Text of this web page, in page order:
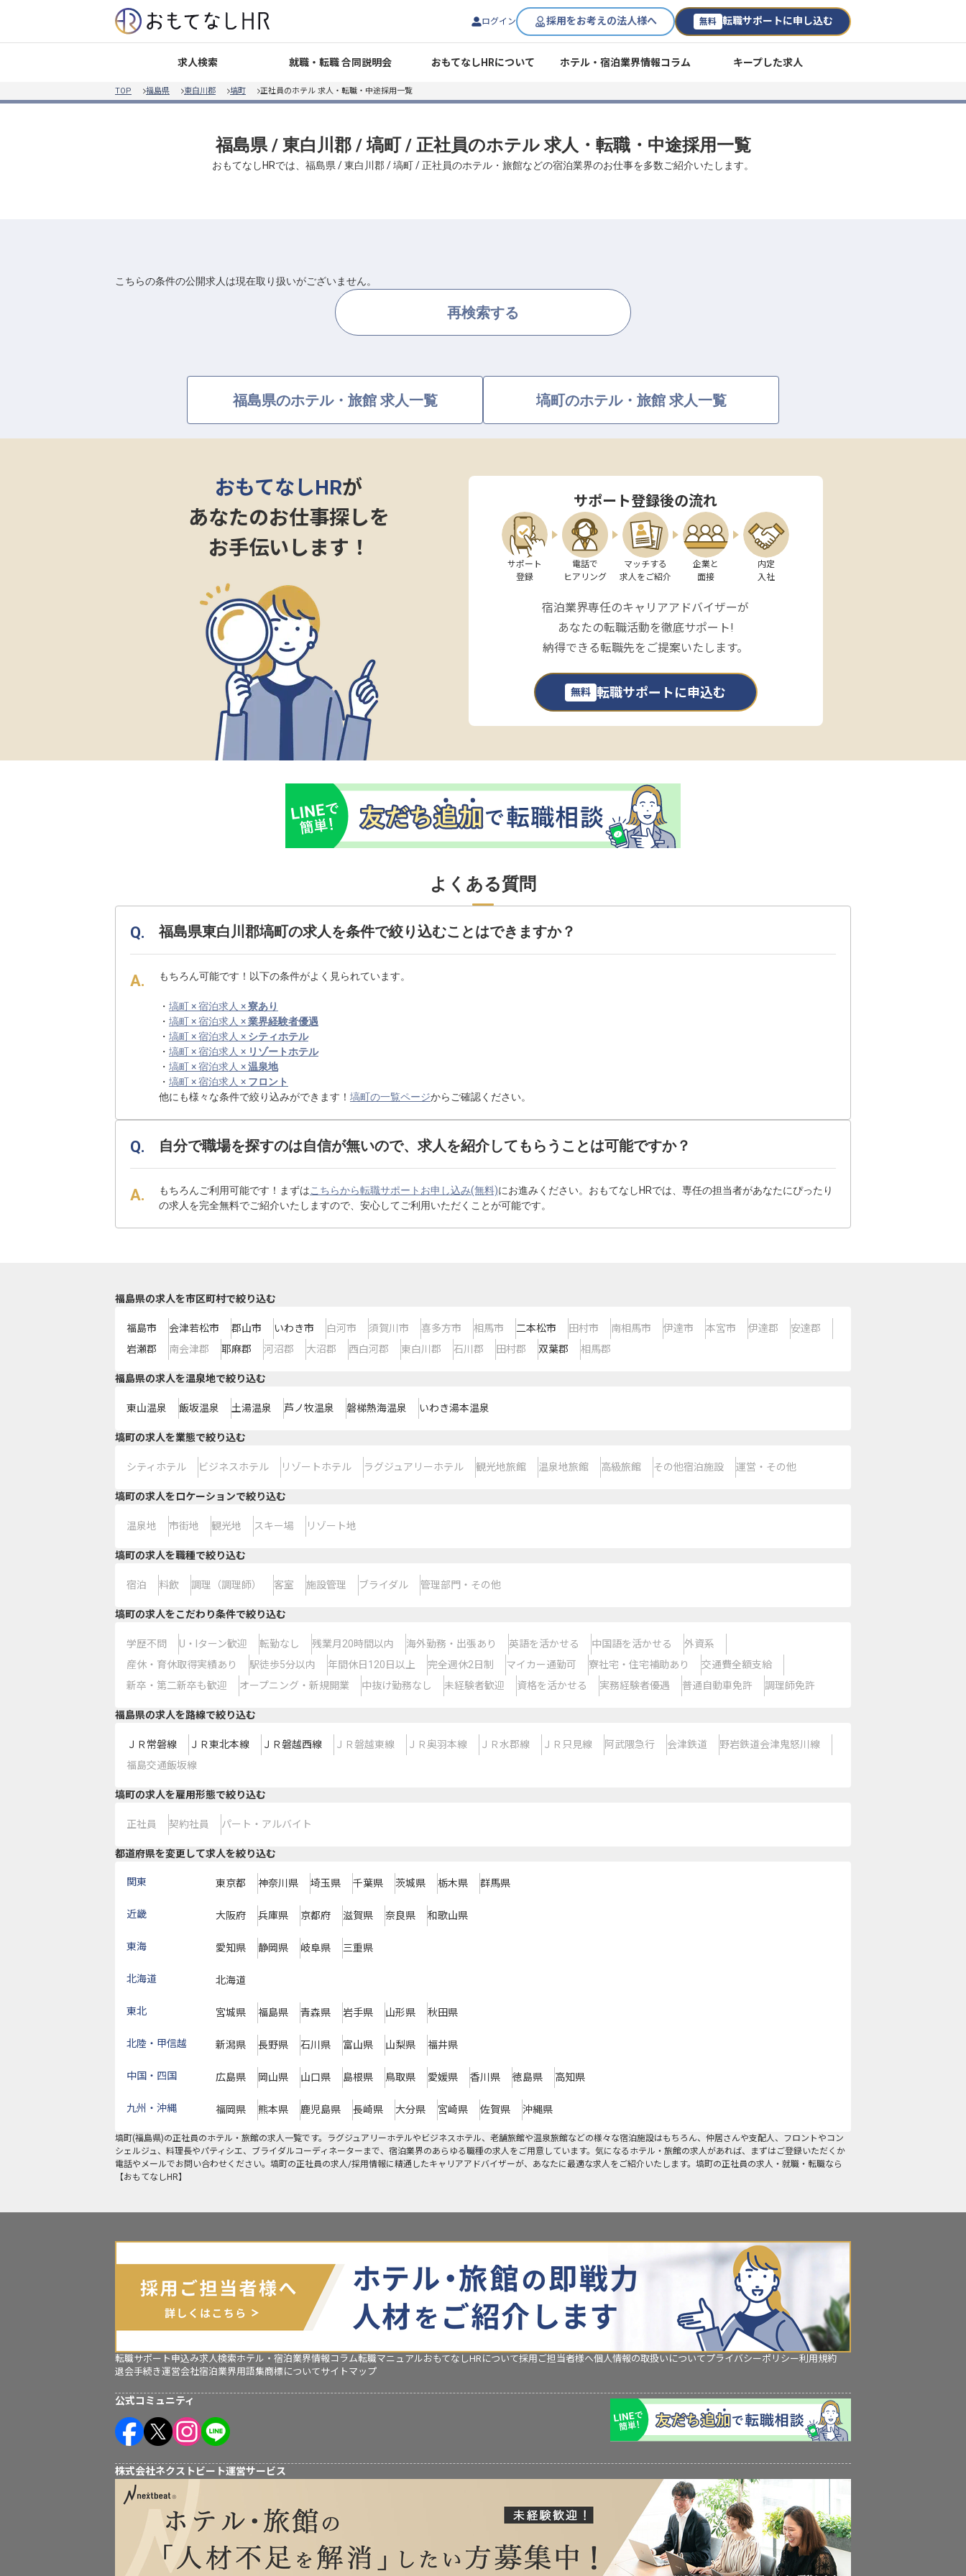
ログイン 採用をお考えの法人様へ 無料 転職サポートに申し込む
求人検索 就職・転職 合同説明会 おもてなしHRについて ホテル・宿泊業界情報コラム キープした求人
TOP 福島県 東白川郡 塙町 正社員のホテル 求人・転職・中途採用一覧
福島県 / 東白川郡 / 塙町 / 正社員のホテル 求人・転職・中途採用一覧
おもてなしHRでは、福島県 / 東白川郡 / 塙町 / 正社員のホテル・旅館などの宿泊業界のお仕事を多数ご紹介いたします。
こちらの条件の公開求人は現在取り扱いがございません。
再検索する
福島県のホテル・旅館 求人一覧 塙町のホテル・旅館 求人一覧
おもてなしHRが
あなたのお仕事探しを
お手伝いします！
サポート登録後の流れ
サポート
登録
電話で
ヒアリング
マッチする
求人をご紹介
企業と
面接
内定
入社
宿泊業界専任のキャリアアドバイザーが
あなたの転職活動を徹底サポート!
納得できる転職先をご提案いたします。
無料 転職サポートに申込む
よくある質問
福島県東白川郡塙町の求人を条件で絞り込むことはできますか？
もちろん可能です！以下の条件がよく見られています。
・ 塙町 × 宿泊求人 ×寮あり
・ 塙町 × 宿泊求人 ×業界経験者優遇
・ 塙町 × 宿泊求人 × シティホテル
・ 塙町 × 宿泊求人 × リゾートホテル
・ 塙町 × 宿泊求人 ×温泉地
・ 塙町 × 宿泊求人 × フロント
他にも様々な条件で絞り込みができます！ 塙町の一覧ページからご確認ください。
自分で職場を探すのは自信が無いので、求人を紹介してもらうことは可能ですか？
もちろんご利用可能です！まずはこちらから転職サポートお申し込み(無料)にお進みください。おもてなしHRでは、専任の担当者があなたにぴったり
の求人を完全無料でご紹介いたしますので、安心してご利用いただくことが可能です。
福島県の求人を市区町村で絞り込む
福島市 会津若松市 郡山市 いわき市 白河市 須賀川市 喜多方市 相馬市 二本松市 田村市 南相馬市 伊達市 本宮市 伊達郡
安達郡
岩瀬郡
南会津郡 耶麻郡 河沼郡 大沼郡 西白河郡 東白川郡 石川郡 田村郡 双葉郡 相馬郡
福島県の求人を温泉地で絞り込む
東山温泉 飯坂温泉 土湯温泉 芦ノ牧温泉 磐梯熱海温泉 いわき湯本温泉
塙町の求人を業態で絞り込む
シティホテル ビジネスホテル リゾートホテル ラグジュアリーホテル 観光地旅館 温泉地旅館 高級旅館 その他宿泊施設 運営・その他
塙町の求人をロケーションで絞り込む
温泉地 市街地 観光地 スキー場 リゾート地
塙町の求人を職種で絞り込む
宿泊 料飲 調理（調理師） 客室 施設管理 ブライダル 管理部門・その他
塙町の求人をこだわり条件で絞り込む
学歴不問 U・Iターン歓迎 転勤なし 残業月20時間以内 海外勤務・出張あり 英語を活かせる 中国語を活かせる
外資系
産休・育休取得実績あり
駅徒歩5分以内 年間休日120日以上 完全週休2日制 マイカー通勤可 寮社宅・住宅補助あり
交通費全額支給
新卒・第二新卒も歓迎
オープニング・新規開業 中抜け勤務なし 未経験者歓迎 資格を活かせる 実務経験者優遇 普通自動車免許 調理師免許
福島県の求人を路線で絞り込む
ＪＲ常磐線 ＪＲ東北本線 ＪＲ磐越西線 ＪＲ磐越東線 ＪＲ奥羽本線 ＪＲ水郡線 ＪＲ只見線 阿武隈急行 会津鉄道
野岩鉄道会津鬼怒川線
福島交通飯坂線
塙町の求人を雇用形態で絞り込む
正社員 契約社員 パート・アルバイト
都道府県を変更して求人を絞り込む
関東 東京都 神奈川県 埼玉県 千葉県 茨城県 栃木県 群馬県
近畿 大阪府 兵庫県 京都府 滋賀県 奈良県 和歌山県
東海 愛知県 静岡県 岐阜県 三重県
北海道 北海道
東北 宮城県 福島県 青森県 岩手県 山形県 秋田県
北陸・甲信越 新潟県 長野県 石川県 富山県 山梨県 福井県
中国・四国 広島県 岡山県 山口県 島根県 鳥取県 愛媛県 香川県 徳島県 高知県
九州・沖縄 福岡県 熊本県 鹿児島県 長崎県 大分県 宮崎県 佐賀県 沖縄県
塙町(福島県)の正社員のホテル・旅館の求人一覧です。ラグジュアリーホテルやビジネスホテル、老舗旅館や温泉旅館などの様々な宿泊施設はもちろん、仲居さんや支配人、フロントやコン
シェルジュ、料理長やパティシエ、ブライダルコーディネーターまで、宿泊業界のあらゆる職種の求人をご用意しています。気になるホテル・旅館の求人があれば、まずはご登録いただくか
電話やメールでお問い合わせください。塙町の正社員の求人/採用情報に精通したキャリアアドバイザーが、あなたに最適な求人をご紹介いたします。塙町の正社員の求人・就職・転職なら
【おもてなしHR】
転職サポート申込み求人検索ホテル・宿泊業界情報コラム転職マニュアルおもてなしHRについて採用ご担当者様へ個人情報の取扱いについてプライバシーポリシー利用規約
退会手続き運営会社宿泊業界用語集商標についてサイトマップ
公式コミュニティ
株式会社ネクストビート運営サービス